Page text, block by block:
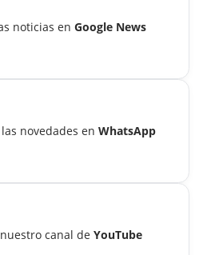
cobrás
mes
noticias en Google News
novedades en WhatsApp
canal de YouTube